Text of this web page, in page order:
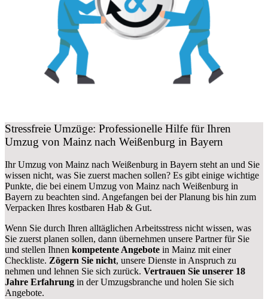
Stressfreie Umzüge: Professionelle Hilfe für Ihren
Umzug von Mainz nach Weißenburg in Bayern
Ihr Umzug von Mainz nach Weißenburg in Bayern steht an und Sie
wissen nicht, was Sie zuerst machen sollen? Es gibt einige wichtige
Punkte, die bei einem Umzug von Mainz nach Weißenburg in
Bayern zu beachten sind. Angefangen bei der Planung bis hin zum
Verpacken Ihres kostbaren Hab & Gut.
Wenn Sie durch Ihren alltäglichen Arbeitsstress nicht wissen, was
Sie zuerst planen sollen, dann übernehmen unsere Partner für Sie
und stellen Ihnen kompetente Angebote in Mainz mit einer
Checkliste. Zögern Sie nicht, unsere Dienste in Anspruch zu
nehmen und lehnen Sie sich zurück. Vertrauen Sie unserer 18
Jahre Erfahrung in der Umzugsbranche und holen Sie sich
Angebote.